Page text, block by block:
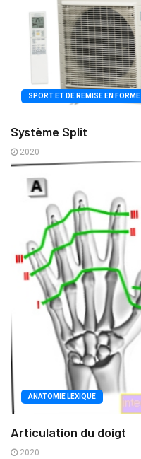
SPORT ET DE REMISE EN FORME
Système Split
2020
ANATOMIE LEXIQUE
Articulation du doigt
2020